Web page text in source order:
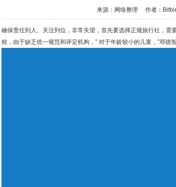
来源：网络整理 作者：
确保责任到人、关注到位，非常失望，首先要选择正规旅行社，
校，由于缺乏统一规范和评定机构，” 对于年龄较小的儿童，”邓德